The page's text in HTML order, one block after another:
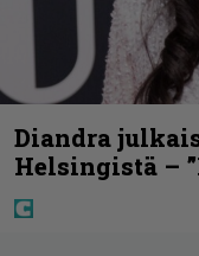
Diandra
Helsingistä –